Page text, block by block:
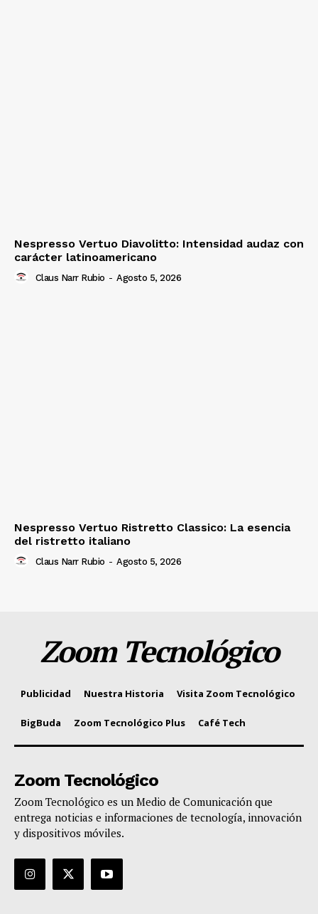
Nespresso Vertuo Diavolitto: Intensidad audaz con
carácter latinoamericano
Claus Narr Rubio - Agosto 5, 2026
Nespresso Vertuo Ristretto Classico: La esencia
del ristretto italiano
Claus Narr Rubio - Agosto 5, 2026
Zoom Tecnológico
Publicidad Nuestra Historia Visita Zoom Tecnológico
BigBuda Zoom Tecnológico Plus Café Tech
Zoom Tecnológico
Zoom Tecnológico es un Medio de Comunicación que
entrega noticias e informaciones de tecnología, innovación
y dispositivos móviles.